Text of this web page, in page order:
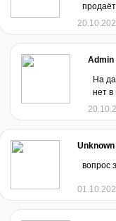
Admin
На
нет в
Unknown
вопрос